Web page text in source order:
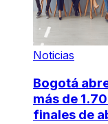
Noticias
Bogotá
más de
finales de